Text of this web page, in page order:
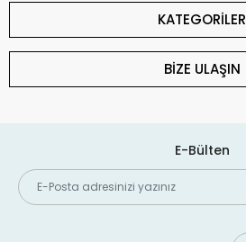
KATEGORİLER
BİZE ULAŞIN
E-Bülten